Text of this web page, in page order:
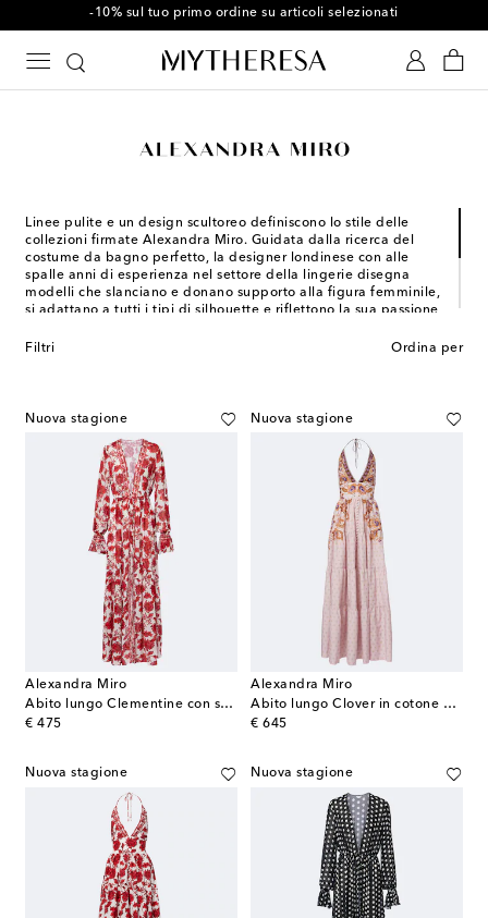
-10% sul tuo primo ordine su articoli selezionati
Linee pulite e un design scultoreo definiscono lo stile delle
collezioni firmate Alexandra Miro. Guidata dalla ricerca del
costume da bagno perfetto, la designer londinese con alle
spalle anni di esperienza nel settore della lingerie disegna
modelli che slanciano e donano supporto alla figura femminile,
si adattano a tutti i tipi di silhouette e riflettono la sua passione
chic perfetto a ogni ora del giorno.
Filtri Ordina per
Nuova stagione
Alexandra Miro
Abito lungo Clementine con stampa floreale
€ 475
original price
Nuova stagione
Alexandra Miro
Abito lungo Clover in cotone e seta
€ 645
original price
Nuova stagione Nuova stagione